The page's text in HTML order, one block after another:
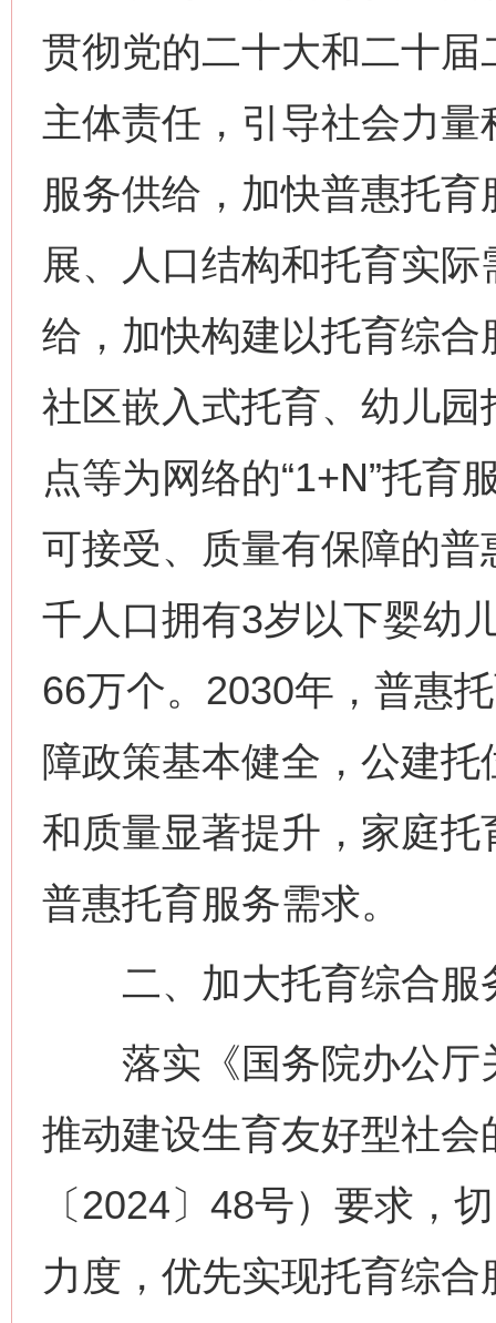
贯彻党的二十大和二十
主体责任，引导社会力
服务供给，加快普惠托
展、人口结构和托育实
给，加快构建以托育综
社区嵌入式托育、幼儿
点等为网络的“1+N”托育
可接受、质量有保障的
千人口拥有3岁以下婴幼
66万个。2030年，普惠
障政策基本健全，公建
和质量显著提升，家庭
普惠托育服务需求。
二、加大托育综合服
落实《国务院办公厅
推动建设生育友好型社
〔2024〕48号）要求，
力度，优先实现托育综